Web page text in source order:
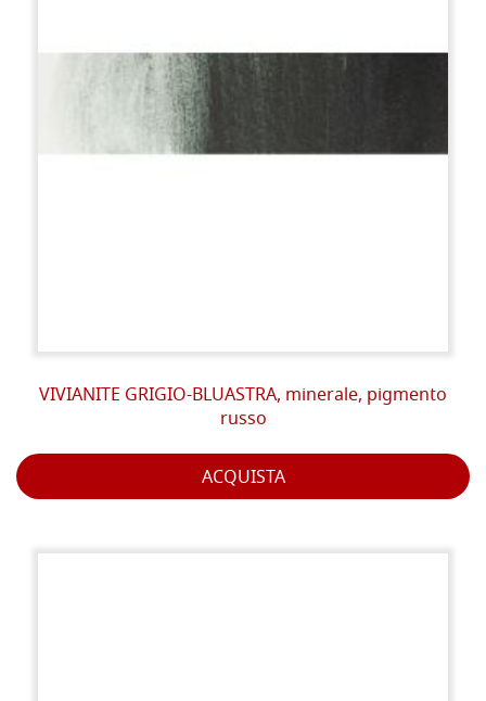
VIVIANITE GRIGIO-BLUASTRA, minerale, pigmento
russo
ACQUISTA